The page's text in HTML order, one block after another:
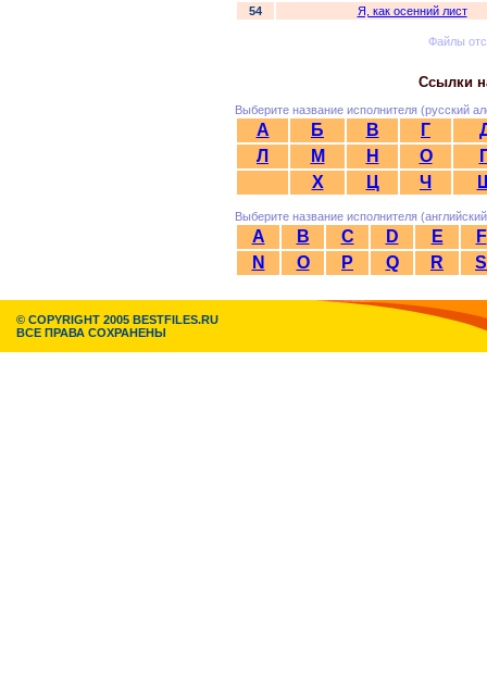
54
Я, как осенний лист
Файлы
Ссылки
Выберите название исполнителя (русский
А Б В Г
Л
М Н О
Х
Ц Ч
Выберите название исполнителя
A B C D E
F
N
O P Q R S
© COPYRIGHT 2005 BESTFILES.RU
ВСЕ ПРАВА СОХРАНЕНЫ